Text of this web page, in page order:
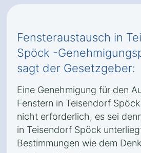
Fensteraustausch in
Spöck -
sagt der Gesetzgeber:
Eine Genehmigung für den
Fenstern in Teisendorf
nicht erforderlich, es sei
in Teisendorf Spöck
Bestimmungen wie dem